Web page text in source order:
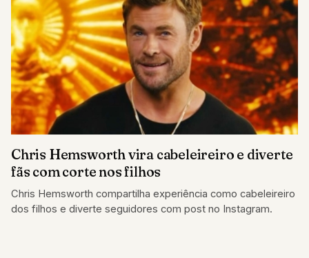
Chris Hemsworth vira cabeleireiro e diverte
fãs com corte nos filhos
Chris Hemsworth compartilha experiência como cabeleireiro
dos filhos e diverte seguidores com post no Instagram.